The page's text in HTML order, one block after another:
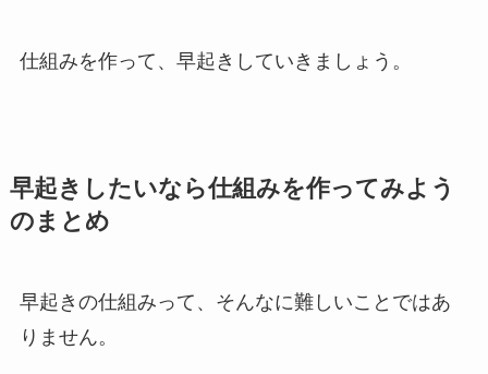
仕組みを作って、早起きしていきましょう。
早起きしたいなら仕組みを作ってみよう
のまとめ
早起きの仕組みって、そんなに難しいことではあ
りません。